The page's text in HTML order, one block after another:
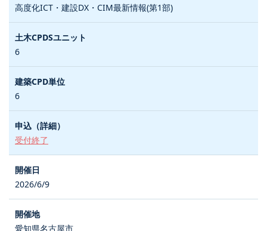
高度化ICT・建設DX・CIM最新情報(第1部)
6
6
受付終了
2026/6/9
愛知県名古屋市